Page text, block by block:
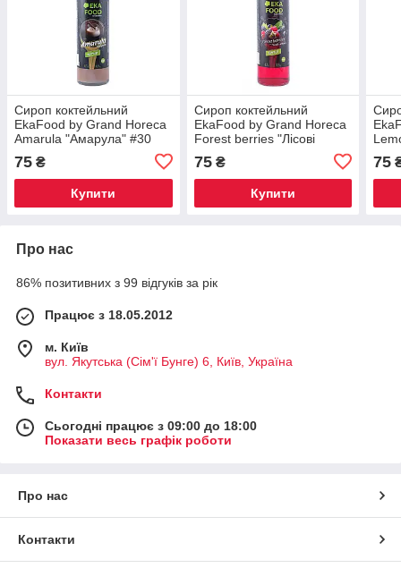
Сироп коктейльний
EkaFood by Grand Horeca
Amarula "Амарула" #30
75 ₴
Купити
Сироп коктейльний
EkaFood by Grand Horeca
Forest berries "Лісові
СКЛО
75₴
Купити
75
Про нас
86% позитивних з 99 відгуків за рік
Працює з 18.05.2012
м. Київ
вул. Якутська (Сім'ї Бунге) 6, Київ, Україна
Контакти
Сьогодні працює з 09:00 до 18:00
Показати весь графік роботи
Про нас
Контакти